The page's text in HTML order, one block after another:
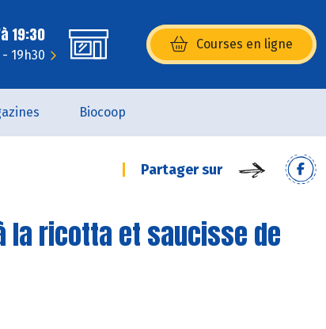
19:30
19h30
Courses en ligne
(s’ouvre dans une nouvelle
Biocoop
Partager sur
la ricotta et saucisse de